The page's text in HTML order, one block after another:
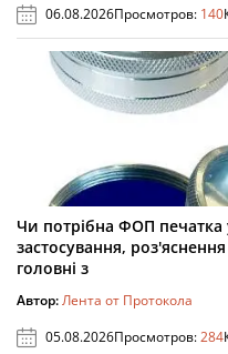
06.08.2026Просмотров: 140
Чи потрібна ФОП печатка
застосування,
головні з
Автор:Лента от Протокола
05.08.2026Просмотров:284